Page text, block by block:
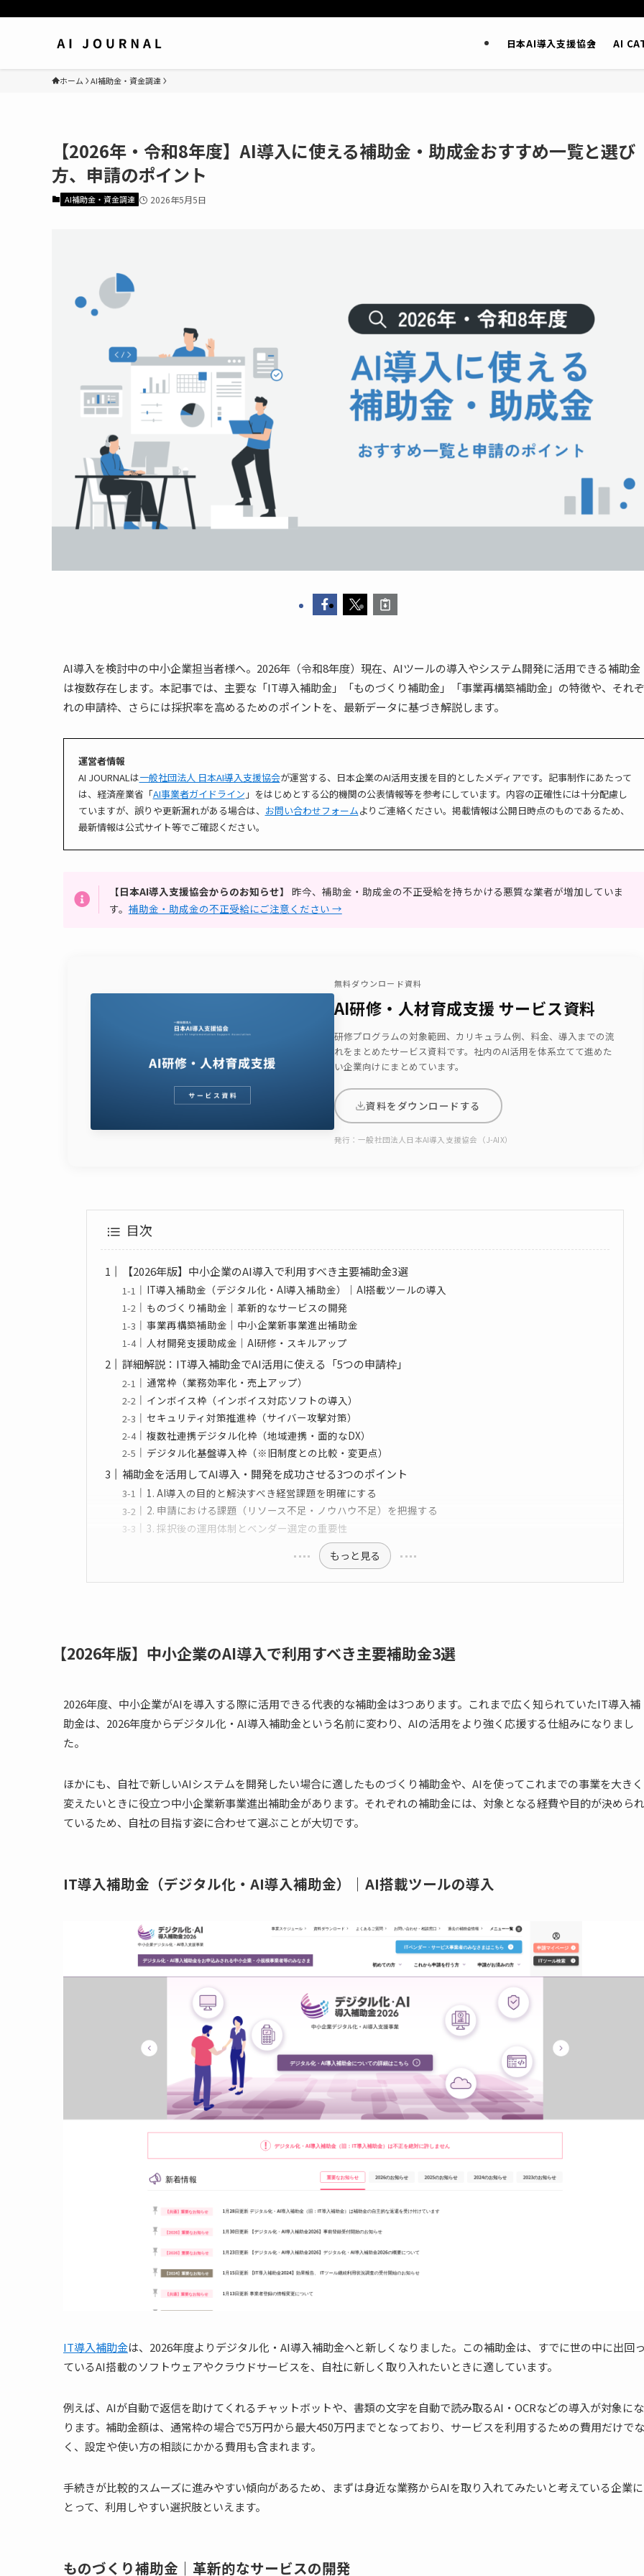
日本AI導入支援協会 AI
ホーム AI補助金・資金調達
【2026年・令和8年度】AI導入に使える補助金・助成金おすすめ一覧と選び
方、申請のポイント
AI補助金・資金調達 2026年5月5日
AI導入を検討中の中小企業担当者様へ。2026年（令和8年度）現在、AIツールの導入やシステム開発に活用できる補助金
は複数存在します。本記事では、主要な「IT導入補助金」「ものづくり補助金」「事業再構築補助金」の特徴や、それぞ
れの申請枠、さらには採択率を高めるためのポイントを、最新データに基づき解説します。
運営者情報
AI JOURNALは一般社団法人 日本AI導入支援協会が運営する、日本企業のAI活用支援を目的としたメディアです。記事制作にあたって
は、経済産業省「AI事業者ガイドライン 」をはじめとする公的機関の公表情報等を参考にしています。内容の正確性には十分配慮し
ていますが、誤りや更新漏れがある場合は、 お問い合わせフォームよりご連絡ください。掲載情報は公開日時点のものであるため、
最新情報は公式サイト等でご確認ください。
【日本AI導入支援協会からのお知らせ】 昨今、補助金・助成金の不正受給を持ちかける悪質な業者が増加していま
す。 補助金・助成金の不正受給にご注意ください →
無料ダウンロード資料
AI研修・人材育成支援 サービス資料
研修プログラムの対象範囲、カリキュラム例、料金、導入までの流
れをまとめたサービス資料です。社内のAI活用を体系立てて進めた
い企業向けにまとめています。
資料をダウンロードする
発行：一般社団法人日本AI導入支援協会（J-AIX）
目次
【2026年版】中小企業のAI導入で利用すべき主要補助金3選
IT導入補助金（デジタル化・AI導入補助金）｜AI搭載ツールの導入
ものづくり補助金｜革新的なサービスの開発
事業再構築補助金｜中小企業新事業進出補助金
人材開発支援助成金｜AI研修・スキルアップ
詳細解説：IT導入補助金でAI活用に使える「5つの申請枠」
通常枠（業務効率化・売上アップ）
インボイス枠（インボイス対応ソフトの導入）
セキュリティ対策推進枠（サイバー攻撃対策）
複数社連携デジタル化枠（地域連携・面的なDX）
デジタル化基盤導入枠（※旧制度との比較・変更点）
補助金を活用してAI導入・開発を成功させる3つのポイント
1. AI導入の目的と解決すべき経営課題を明確にする
2. 申請における課題（リソース不足・ノウハウ不足）を把握する
3. 採択後の運用体制とベンダー選定の重要性
もっと見る
【2026年版】中小企業のAI導入で利用すべき主要補助金3選
2026年度、中小企業がAIを導入する際に活用できる代表的な補助金は3つあります。これまで広く知られていたIT導入補
助金は、2026年度からデジタル化・AI導入補助金という名前に変わり、AIの活用をより強く応援する仕組みになりまし
た。
ほかにも、自社で新しいAIシステムを開発したい場合に適したものづくり補助金や、AIを使ってこれまでの事業を大きく
変えたいときに役立つ中小企業新事業進出補助金があります。それぞれの補助金には、対象となる経費や目的が決められ
ているため、自社の目指す姿に合わせて選ぶことが大切です。
IT導入補助金（デジタル化・AI導入補助金）｜AI搭載ツールの導入
IT導入補助金は、2026年度よりデジタル化・AI導入補助金へと新しくなりました。この補助金は、すでに世の中に出回
ているAI搭載のソフトウェアやクラウドサービスを、自社に新しく取り入れたいときに適しています。
例えば、AIが自動で返信を助けてくれるチャットボットや、書類の文字を自動で読み取るAI・OCRなどの導入が対象にな
ります。補助金額は、通常枠の場合で5万円から最大450万円までとなっており、サービスを利用するための費用だけでな
く、設定や使い方の相談にかかる費用も含まれます。
手続きが比較的スムーズに進みやすい傾向があるため、まずは身近な業務からAIを取り入れてみたいと考えている企業に
とって、利用しやすい選択肢といえます。
ものづくり補助金｜革新的なサービスの開発